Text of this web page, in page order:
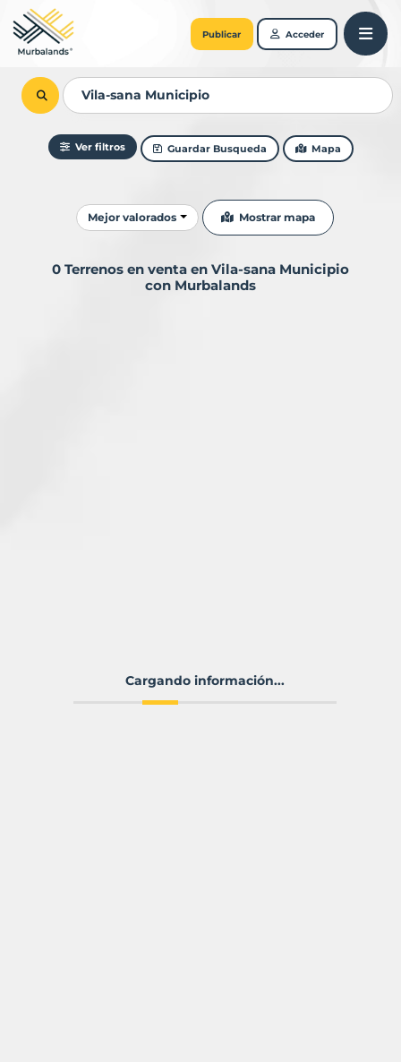
Publicar Acceder
Ver filtros Guardar Busqueda Mapa
Ordenar resultados
Mejor valorados Mostrar mapa
0 Terrenos en venta en Vila-sana Municipio
con Murbalands
Cargando información...